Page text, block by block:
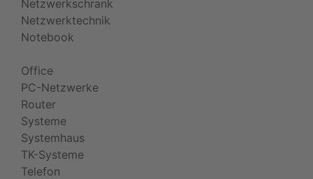
Netzwerkschrank
Netzwerktechnik
Notebook
Office
PC-Netzwerke
Router
Systeme
Systemhaus
TK-Systeme
Telefon